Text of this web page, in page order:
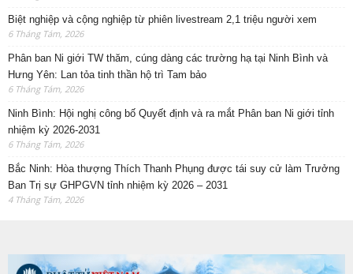
Biệt nghiệp và cộng nghiệp từ phiên livestream 2,1 triệu người xem
6 Tháng Tám, 2026
Phân ban Ni giới TW thăm, cúng dàng các trường hạ tại Ninh Bình và
Hưng Yên: Lan tỏa tinh thần hộ trì Tam bảo
6 Tháng Tám, 2026
Ninh Bình: Hội nghị công bố Quyết định và ra mắt Phân ban Ni giới tỉnh
nhiệm kỳ 2026-2031
6 Tháng Tám, 2026
Bắc Ninh: Hòa thượng Thích Thanh Phụng được tái suy cử làm Trưởng
Ban Trị sự GHPGVN tỉnh nhiệm kỳ 2026 – 2031
4 Tháng Tám, 2026